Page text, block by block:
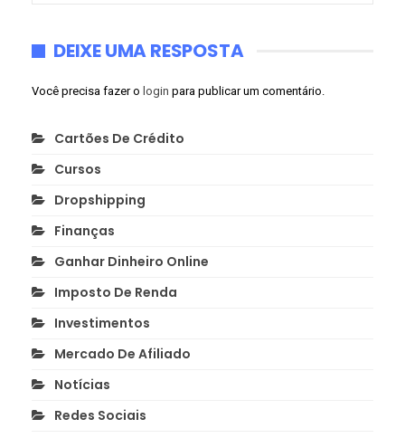
DEIXE UMA RESPOSTA
Você precisa fazer o login para publicar um comentário.
Cartões De Crédito
Cursos
Dropshipping
Finanças
Ganhar Dinheiro Online
Imposto De Renda
Investimentos
Mercado De Afiliado
Notícias
Redes Sociais